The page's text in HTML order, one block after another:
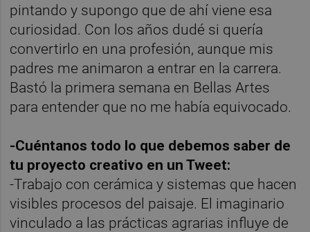
pintando y supongo que de ahí viene esa
curiosidad. Con los años dudé si quería
convertirlo en una profesión, aunque mis
padres me animaron a entrar en la carrera.
Bastó la primera semana en Bellas Artes
para entender que no me había equivocado.
-Cuéntanos todo lo que debemos saber de
tu proyecto creativo en un Tweet:
-Trabajo con cerámica y sistemas que hacen
visibles procesos del paisaje. El imaginario
vinculado a las prácticas agrarias influye de